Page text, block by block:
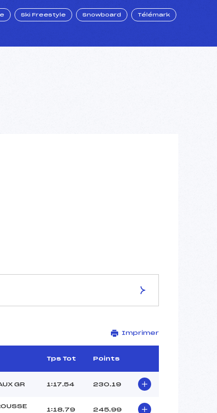
Ski Freestyle Snowboard Télémark
LES RHODOS
1505
2530/07/10
Imprimer
Tps Tot Points
GR 1:17.54 230.19
1:18.79 245.99